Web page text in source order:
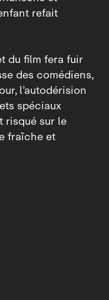
refait
du film fera fuir
des comédiens,
l’autodérision
spéciaux
risqué sur le
fraîche et